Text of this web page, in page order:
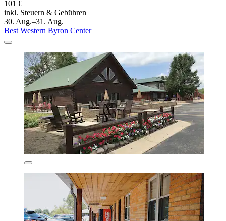
101 €
inkl. Steuern & Gebühren
30. Aug.–31. Aug.
Best Western Byron Center